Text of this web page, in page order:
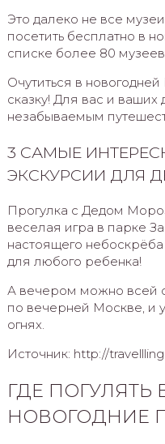
Это далеко не все
посетить бесплатно в
списке более 80
Очутиться в
сказку! Для вас и ваших
незабываемым
3 САМЫЕ
ЭКСКУРСИИ ДЛЯ
Прогулка с Дедом
веселая игра в парке
настоящего
для любого ребенка!
А вечером можно всей
по вечерней Москве, и
огнях.
Источник: http://
ГДЕ ПОГУЛЯТЬ
НОВОГОДНИЕ